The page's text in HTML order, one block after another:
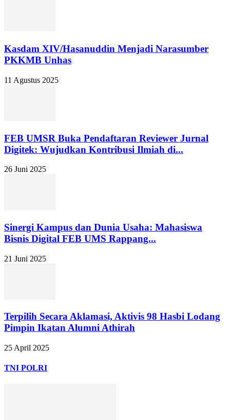
Kasdam XIV/Hasanuddin Menjadi Narasumber
PKKMB Unhas
11 Agustus 2025
FEB UMSR Buka Pendaftaran Reviewer Jurnal
Digitek: Wujudkan Kontribusi Ilmiah di...
26 Juni 2025
Sinergi Kampus dan Dunia Usaha: Mahasiswa
Bisnis Digital FEB UMS Rappang...
21 Juni 2025
Terpilih Secara Aklamasi, Aktivis 98 Hasbi Lodang
Pimpin Ikatan Alumni Athirah
25 April 2025
TNI POLRI